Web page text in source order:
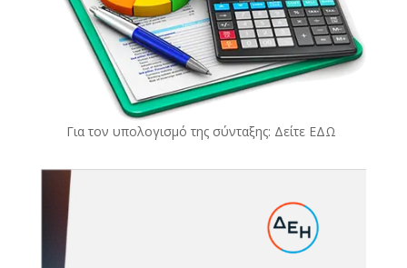
Για τον υπολογισμό της σύνταξης: Δείτε ΕΔΩ